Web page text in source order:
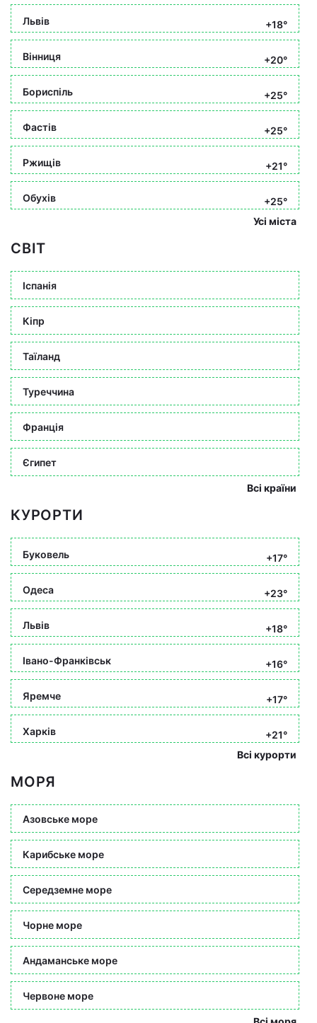
Львів +18°
Вінниця +20°
Бориспіль +25°
Фастів +25°
Ржищів +21°
Обухів
+25°
Усі міста
СВІТ
Іспанія
Кіпр
Таїланд
Туреччина
Франція
Єгипет
Всі країни
КУРОРТИ
Буковель +17°
Одеса +23°
Львів +18°
Івано-Франківськ +16°
Яремче +17°
Харків
+21°
Всі курорти
МОРЯ
Азовське море
Карибське море
Середземне море
Чорне море
Андаманське море
Червоне море